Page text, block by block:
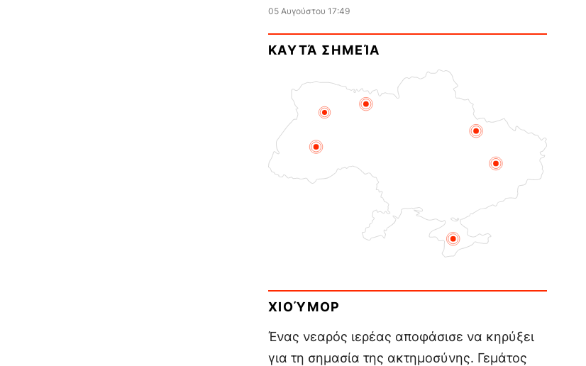
05 Αυγούστου 17:49
ΚΑΥΤΆ ΣΗΜΕΊΑ
ΧΙΟΎΜΟΡ
Ένας νεαρός ιερέας αποφάσισε να κηρύξει
για τη σημασία της ακτημοσύνης. Γεμάτος